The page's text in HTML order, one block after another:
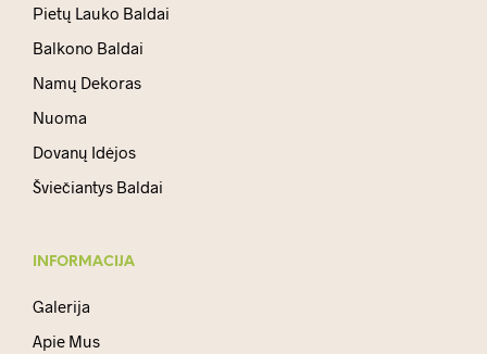
Pietų Lauko Baldai
Balkono Baldai
Namų Dekoras
Nuoma
Dovanų Idėjos
Šviečiantys Baldai
INFORMACIJA
Galerija
Apie Mus